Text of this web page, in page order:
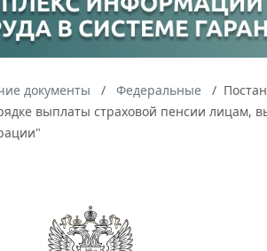
документы Федеральные
выплаты страховой пенсии